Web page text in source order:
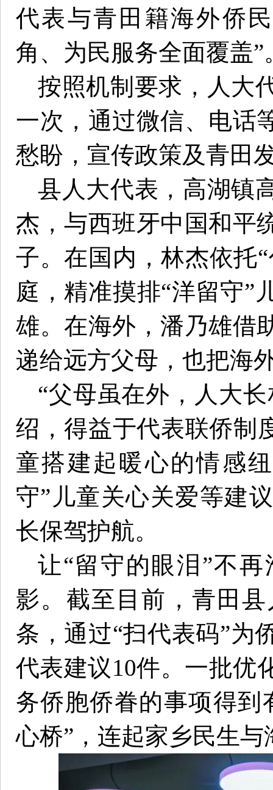
代表与青田籍海外侨
角、为民服务全面覆盖”
按照机制要求，人大
一次，通过微信、电话
愁盼，宣传政策及青田
县人大代表，高湖镇
杰，与西班牙中国和平
子。在国内，林杰依托
庭，精准摸排“洋留守”
雄。在海外，潘乃雄借
递给远方父母，也把海
“父母虽在外，人大
绍，得益于代表联侨制
童搭建起暖心的情感
守”儿童关心关爱等建
长保驾护航。
让“留守的眼泪”不
影。截至目前，青田
条，通过“扫代表码”为
代表建议10件。一批优
务侨胞侨眷的事项得到
心桥”，连起家乡民生与